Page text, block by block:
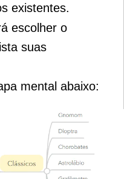
existentes.
escolher o
suas
mental abaixo: